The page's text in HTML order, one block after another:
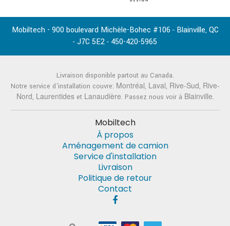
Mobiltech - 900 boulevard Michèle-Bohec #106 - Blainville, QC
- J7C 5E2 - 450-420-5965
Livraison disponible partout au Canada.
Notre service d'installation couvre: Montréal, Laval, Rive-Sud, Rive-
Nord, Laurentideset Lanaudière. Passez nous voir à Blainville.
Mobiltech
À propos
Aménagement de camion
Service d'installation
Livraison
Politique de retour
Contact